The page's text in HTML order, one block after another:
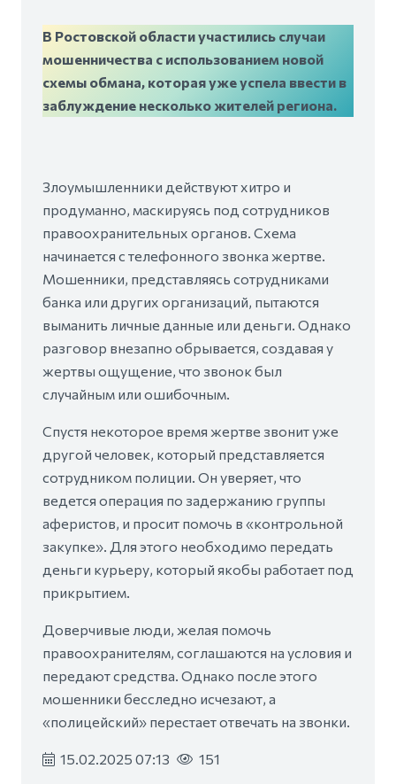
В Ростовской области участились случаи
мошенничества с использованием новой
схемы обмана, которая уже успела ввести в
заблуждение несколько жителей региона.
Злоумышленники действуют хитро и
продуманно, маскируясь под сотрудников
правоохранительных органов. Схема
начинается с телефонного звонка жертве.
Мошенники, представляясь сотрудниками
банка или других организаций, пытаются
выманить личные данные или деньги. Однако
разговор внезапно обрывается, создавая у
жертвы ощущение, что звонок был
случайным или ошибочным.
Спустя некоторое время жертве звонит уже
другой человек, который представляется
сотрудником полиции. Он уверяет, что
ведется операция по задержанию группы
аферистов, и просит помочь в «контрольной
закупке». Для этого необходимо передать
деньги курьеру, который якобы работает под
прикрытием.
Доверчивые люди, желая помочь
правоохранителям, соглашаются на условия и
передают средства. Однако после этого
мошенники бесследно исчезают, а
«полицейский» перестает отвечать на звонки.
15.02.2025 07:13 151